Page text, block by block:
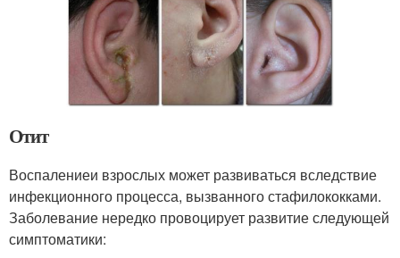
Отит
Воспалениеи взрослых может развиваться вследствие
инфекционного процесса, вызванного стафилококками.
Заболевание нередко провоцирует развитие следующей
симптоматики: